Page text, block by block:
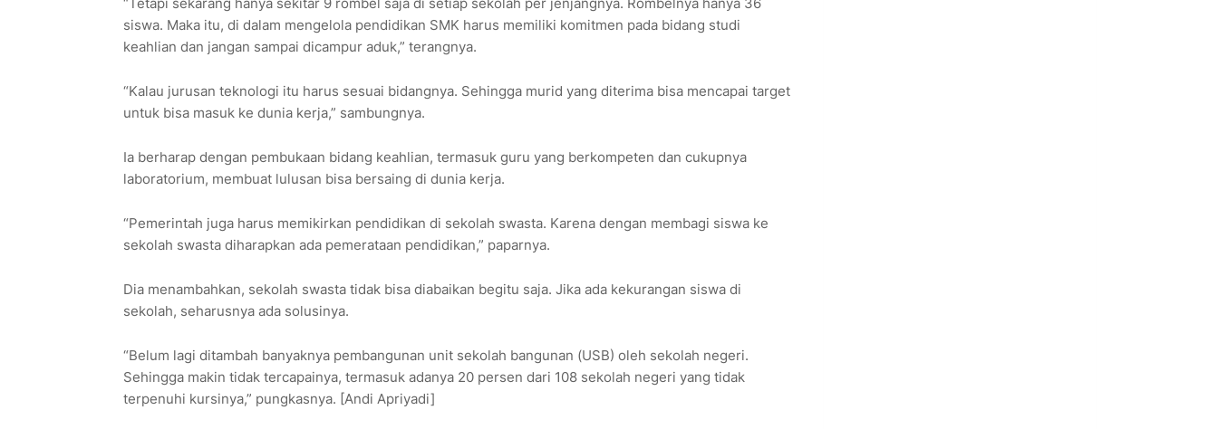
siswa. Maka itu, di dalam mengelola pendidikan SMK harus memiliki komitmen pada bidang studi
keahlian dan jangan sampai dicampur aduk,” terangnya.
“Kalau jurusan teknologi itu harus sesuai bidangnya. Sehingga murid yang diterima bisa mencapai target
untuk bisa masuk ke dunia kerja,” sambungnya.
Ia berharap dengan pembukaan bidang keahlian, termasuk guru yang berkompeten dan cukupnya
laboratorium, membuat lulusan bisa bersaing di dunia kerja.
“Pemerintah juga harus memikirkan pendidikan di sekolah swasta. Karena dengan membagi siswa ke
sekolah swasta diharapkan ada pemerataan pendidikan,” paparnya.
Dia menambahkan, sekolah swasta tidak bisa diabaikan begitu saja. Jika ada kekurangan siswa di
sekolah, seharusnya ada solusinya.
“Belum lagi ditambah banyaknya pembangunan unit sekolah bangunan (USB) oleh sekolah negeri.
Sehingga makin tidak tercapainya, termasuk adanya 20 persen dari 108 sekolah negeri yang tidak
terpenuhi kursinya,” pungkasnya. [Andi Apriyadi]